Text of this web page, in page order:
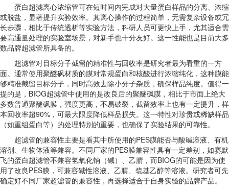
蛋白超滤离心浓缩管可在短时间内完成对大量蛋白样品的分离、浓缩
或脱盐，显著提升实验效率。其离心操作的过程简单，无需复杂设备或冗
长步骤，相比于传统透析等实验方法，科研人员可更快上手，尤其适合需
要高通量处理的实验室场景，对新手也十分友好。这一性能也是目前大多
数品牌超滤管所具备的。
超滤管对目标分子截留的精准性与回收率是研究者最为看重的一方
面。通常使用聚醚砜材质的膜对常规蛋白和核酸进行浓缩纯化，这种膜能
够精准截留目标分子，同时高效去除小分子杂质，确保样品纯度。值得一
提的是，BIOG超滤管中使用的是改良后的聚醚砜膜，相比于市面上绝大
多数普通聚醚砜膜，强度更高，不易破裂，截留效率上也有一定提升，样
本回收率超90%，可最大限度降低样品损失。这一特性对珍贵或稀缺样品
（如重组蛋白等）的处理特别的重要，也确保了实验结果的可靠性。
超滤管的兼容性主要是看其中所使用的PES膜能否与酸碱溶液、有机
溶剂、生物体液等兼容。不同厂家的PES膜兼容性具有一定差别，如赛默
飞的蛋白超滤管不兼容氢氧化钠（碱）、乙腈，而BIOG的可能是因为使
用了改良PES膜，可兼容碱性溶液、乙腈、巯基乙醇等溶液。研究者可先
确定好不同厂家超滤管的兼容性，再选择适合于自身实验的品牌产品。